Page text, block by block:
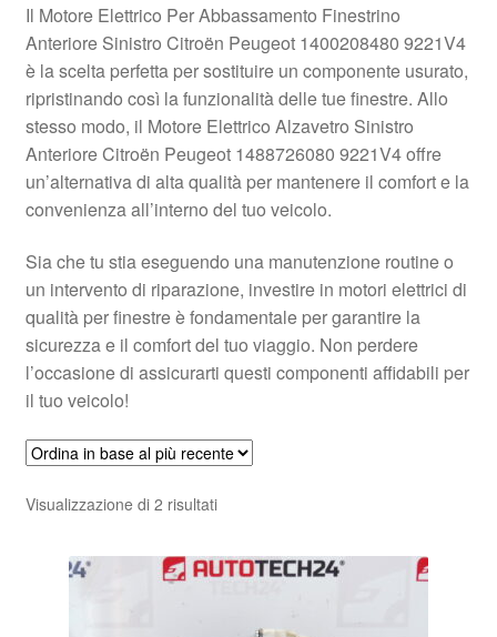
Rimostranza
Spedizione in tutto il mondo
Termini e condizioni
Il Motore Elettrico Per Abbassamento Finestrino
Anteriore Sinistro Citroën Peugeot 1400208480 9221V4
è la scelta perfetta per sostituire un componente usurato,
ripristinando così la funzionalità delle tue finestre. Allo
stesso modo, il Motore Elettrico Alzavetro Sinistro
Anteriore Citroën Peugeot 1488726080 9221V4 offre
un’alternativa di alta qualità per mantenere il comfort e la
convenienza all’interno del tuo veicolo.
Sia che tu stia eseguendo una manutenzione routine o
un intervento di riparazione, investire in motori elettrici di
qualità per finestre è fondamentale per garantire la
sicurezza e il comfort del tuo viaggio. Non perdere
l’occasione di assicurarti questi componenti affidabili per
il tuo veicolo!
Visualizzazione di 2 risultatiOrdina
base
al
recente